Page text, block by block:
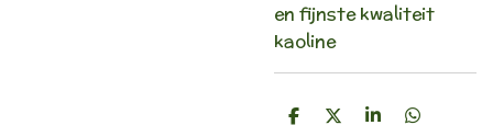
en fijnste kwaliteit
kaoline